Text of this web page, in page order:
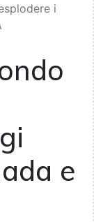
i
e